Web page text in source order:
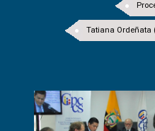
Tatiana Ordeñata